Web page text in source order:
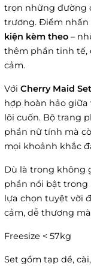
trọn những đường
trương. Điểm nhấn
kiện kèm theo –
thêm phần tinh tế,
cảm.
Với Cherry Maid
hợp hoàn hảo
lôi cuốn. Bộ trang
phần nữ tính mà
mọi khoảnh khắc
Dù là trong không
phần nổi bật trong
lựa chọn tuyệt vời
cảm, dễ thương
Freesize < 57kg
Set gồm tạp dề,